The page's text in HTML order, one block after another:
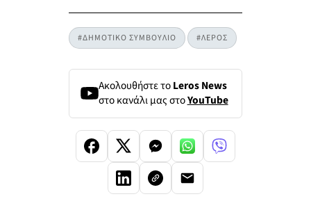
#ΔΗΜΟΤΙΚΟ ΣΥΜΒΟΥΛΙΟ #ΛΕΡΟΣ
Ακολουθήστε τοLeros News
στο κανάλι μας στοYouTube